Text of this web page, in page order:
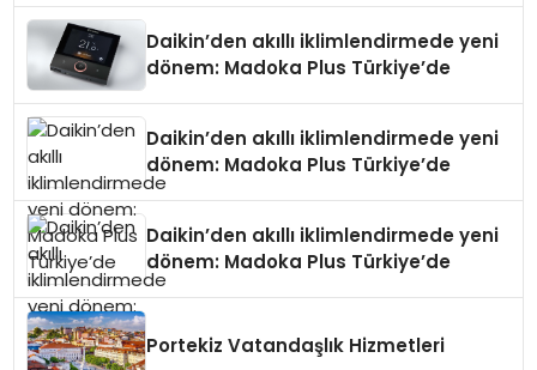
Daikin’den akıllı iklimlendirmede yeni
dönem: Madoka Plus Türkiye’de
Daikin’den akıllı iklimlendirmede yeni
dönem: Madoka Plus Türkiye’de
Daikin’den akıllı iklimlendirmede yeni
dönem: Madoka Plus Türkiye’de
Portekiz Vatandaşlık Hizmetleri